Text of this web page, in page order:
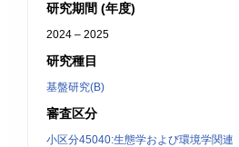
研究期間 (年度)
2024 – 2025
研究種目
基盤研究(B)
審査区分
小区分45040:生態学および環境学関連